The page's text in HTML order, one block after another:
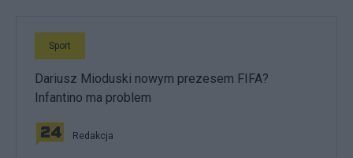
Sport
Dariusz Mioduski nowym prezesem FIFA?
Infantino ma problem
Redakcja